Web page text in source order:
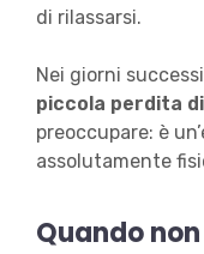
di rilassarsi.
Nei giorni
piccola perdita
preoccupare: è
assolutamente
Quando